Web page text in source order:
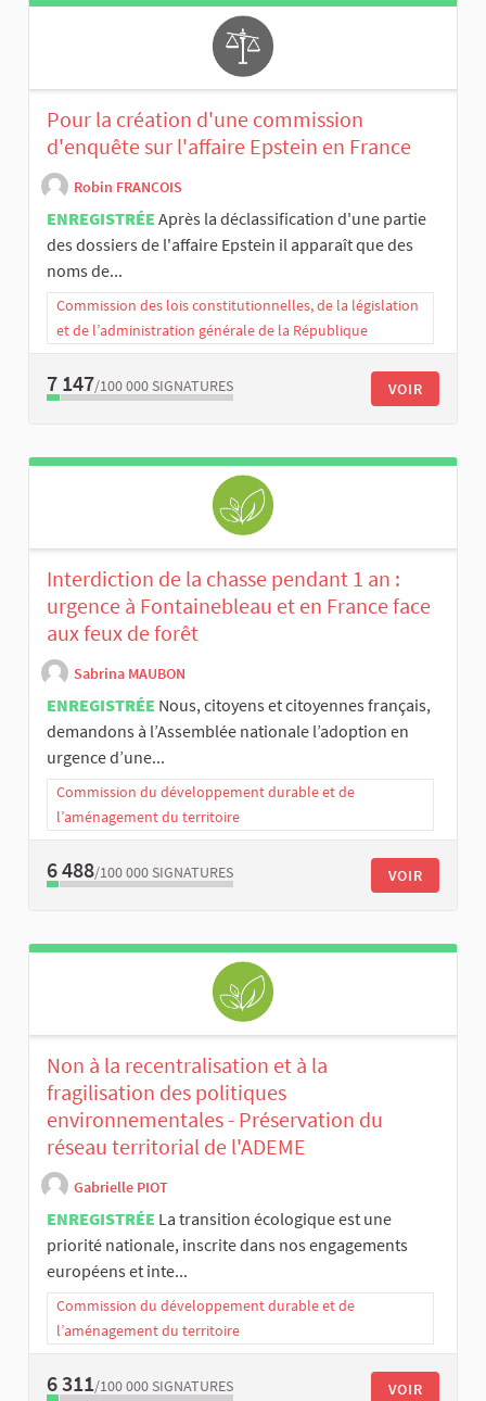
Pour la création d'une commission
d'enquête sur l'affaire Epstein en France
Robin FRANCOIS
ENREGISTRÉE Après la déclassification d'une partie
des dossiers de l'affaire Epstein il apparaît que des
noms de...
Commission des lois constitutionnelles, de la législation
et de l’administration générale de la République
7 147/100 000 SIGNATURES VOIR
Interdiction de la chasse pendant 1 an :
urgence à Fontainebleau et en France face
aux feux de forêt
Sabrina MAUBON
ENREGISTRÉE Nous, citoyens et citoyennes français,
demandons à l’Assemblée nationale l’adoption en
urgence d’une...
Commission du développement durable et de
l’aménagement du territoire
6 488/100 000 SIGNATURES VOIR
Non à la recentralisation et à la
fragilisation des politiques
environnementales - Préservation du
réseau territorial de l'ADEME
Gabrielle PIOT
ENREGISTRÉE La transition écologique est une
priorité nationale, inscrite dans nos engagements
européens et inte...
Commission du développement durable et de
l’aménagement du territoire
6 311/100 000 SIGNATURES VOIR